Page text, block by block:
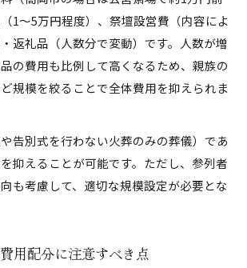
1～5万円程度）、祭壇設営費（内容によ
返礼品（人数分で変動）です。人数が増
の費用も比例して高くなるため、親族の
規模を絞ることで全体費用を抑えられま
告別式を行わない火葬のみの葬儀）であ
抑えることが可能です。ただし、参列者
も考慮して、適切な規模設定が必要とな
用配分に注意すべき点